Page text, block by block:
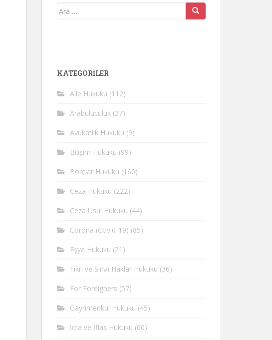
Arama
KATEGORİLER
Aile Hukuku (112)
Arabuluculuk (37)
Avukatlık Hukuku (9)
Bilişim Hukuku (99)
Borçlar Hukuku (160)
Ceza Hukuku (222)
Ceza Usul Hukuku (44)
Corona (Covid-19) (85)
Eşya Hukuku (21)
Fikri ve Sinai Haklar Hukuku (36)
For Foreigners (57)
Gayrimenkul Hukuku (45)
İcra ve İflas Hukuku (60)